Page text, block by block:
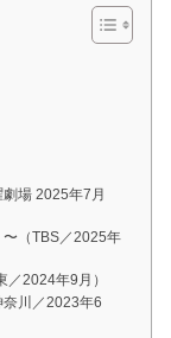
場 2025年7月
（TBS／2025年
2024年9月）
奈川／2023年6